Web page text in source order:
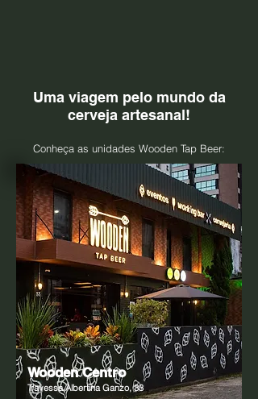
Uma viagem pelo mundo da
cerveja artesanal!
Conheça as unidades Wooden Tap Beer:
Wooden Centro
Travessa Albertina Ganzo, 33